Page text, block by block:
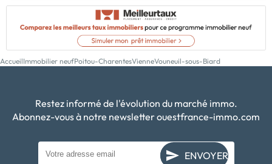
AccueilImmobilier neufPoitou-CharentesVienneVouneuil-sous-Biard
Restez informé de l'évolution du marché immo.
Abonnez-vous à notre newsletter ouestfrance-immo.com
ENVOYER